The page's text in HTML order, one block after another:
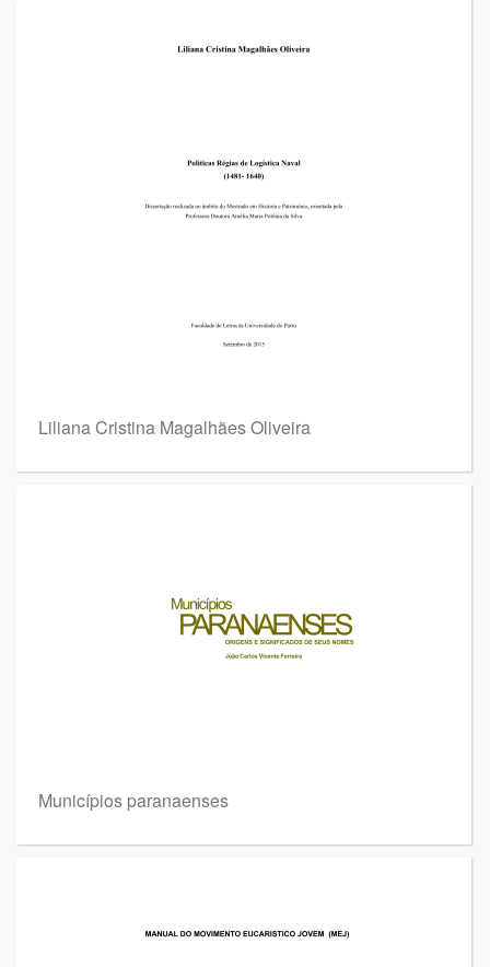
Liliana Cristina Magalhães Oliveira
Municípios paranaenses